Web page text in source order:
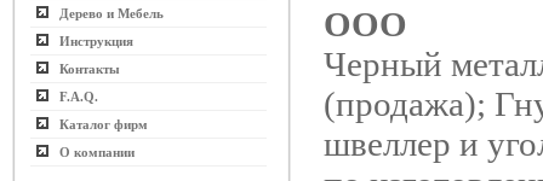
Дерево и Мебель
Инструкция
Контакты
F.A.Q.
Каталог фирм
О компании
ООО
Черный
(продажа);
швеллер и